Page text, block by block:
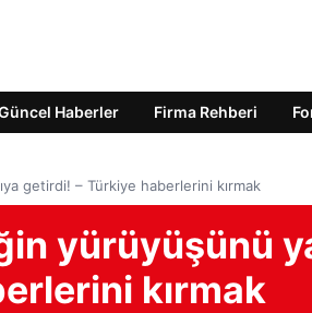
Haberler Firma Rehberi
getirdi! – Türkiye haberlerini kırmak
yürüyüşünü
kırmak